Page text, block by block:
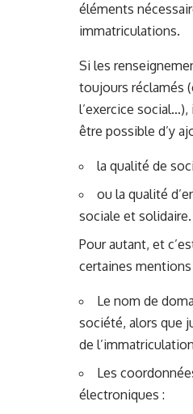
éléments
immatriculations.
Si les
toujours réclamés
l’exercice social…),
être possible d’y
la qualité de
ou la qualité
sociale et solidaire.
Pour autant, et
certaines
Le nom de
société, alors que
de
Les
électroniques :